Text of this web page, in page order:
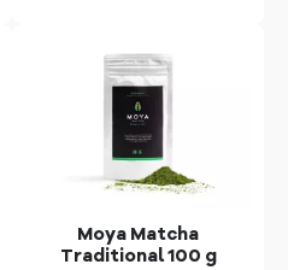
Moya Matcha
Traditional 100 g